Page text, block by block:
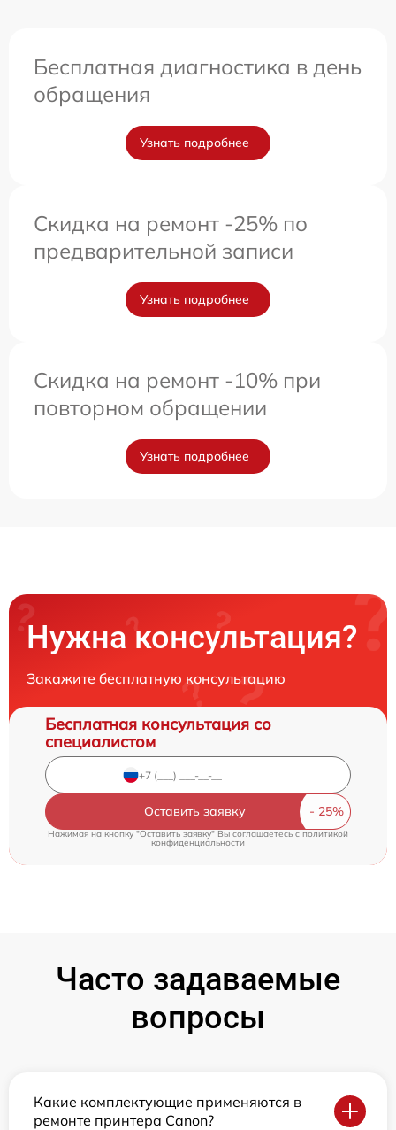
Бесплатная диагностика в день
обращения
Узнать подробнее
Скидка на ремонт -25% по
предварительной записи
Узнать подробнее
Скидка на ремонт -10% при
повторном обращении
Узнать подробнее
Нужна консультация?
Закажите бесплатную консультацию
Бесплатная консультация со
специалистом
Оставить заявку
Нажимая на кнопку "Оставить заявку" Вы соглашаетесь cполитикой
конфиденциальности
Часто задаваемые
вопросы
Какие комплектующие применяются в
ремонте принтера Canon?